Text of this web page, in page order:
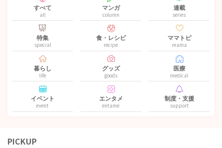
すべて
all
マンガ
column
連載
series
特集
special
食・レシピ
recipe
ママトピ
mama
暮らし
life
グッズ
goods
医療
medical
イベント
event
エンタメ
entame
制度・支援
support
PICKUP